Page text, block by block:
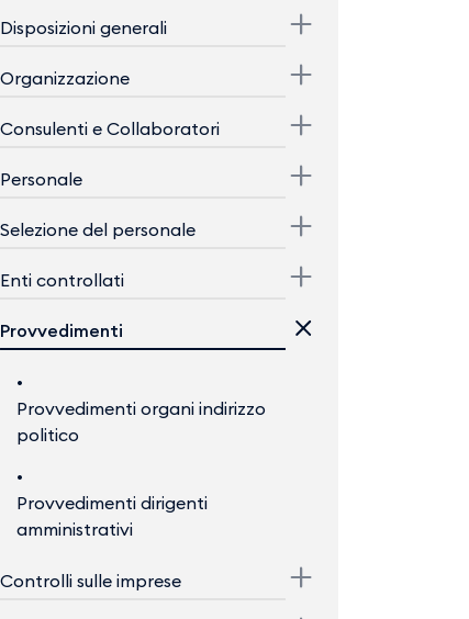
Disposizioni generali
Organizzazione
Consulenti e Collaboratori
Personale
Selezione del personale
Enti controllati
Provvedimenti
Provvedimenti organi indirizzo
politico
Provvedimenti dirigenti
amministrativi
Controlli sulle imprese